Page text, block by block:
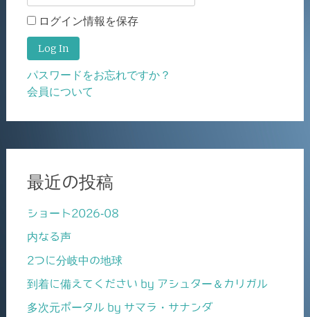
ログイン情報を保存
パスワードをお忘れですか？
会員について
最近の投稿
ショート2026-08
内なる声
2つに分岐中の地球
到着に備えてください by アシュター＆カリガル
多次元ポータル by サマラ・サナンダ